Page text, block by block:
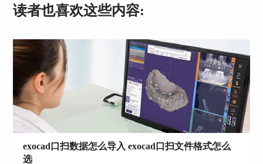
读者也喜欢这些内容:
exocad口扫数据怎么导入 exocad口扫文件格式怎么
选